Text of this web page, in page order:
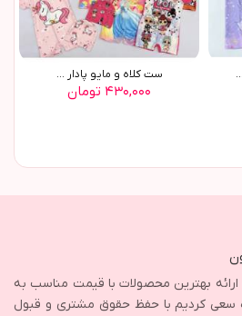
ست کلاه و مايو پادار ...
۴۳۰,۰۰۰ تومان
بهترین محصولات با قیمت مناسب به
سعی کردیم با حفظ حقوق مشتری و قبول